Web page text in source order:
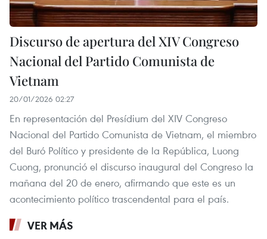
Discurso de apertura del XIV Congreso
Nacional del Partido Comunista de
Vietnam
20/01/2026 02:27
En representación del Presídium del XIV Congreso
Nacional del Partido Comunista de Vietnam, el miembro
del Buró Político y presidente de la República, Luong
Cuong, pronunció el discurso inaugural del Congreso la
mañana del 20 de enero, afirmando que este es un
acontecimiento político trascendental para el país.
VER MÁS